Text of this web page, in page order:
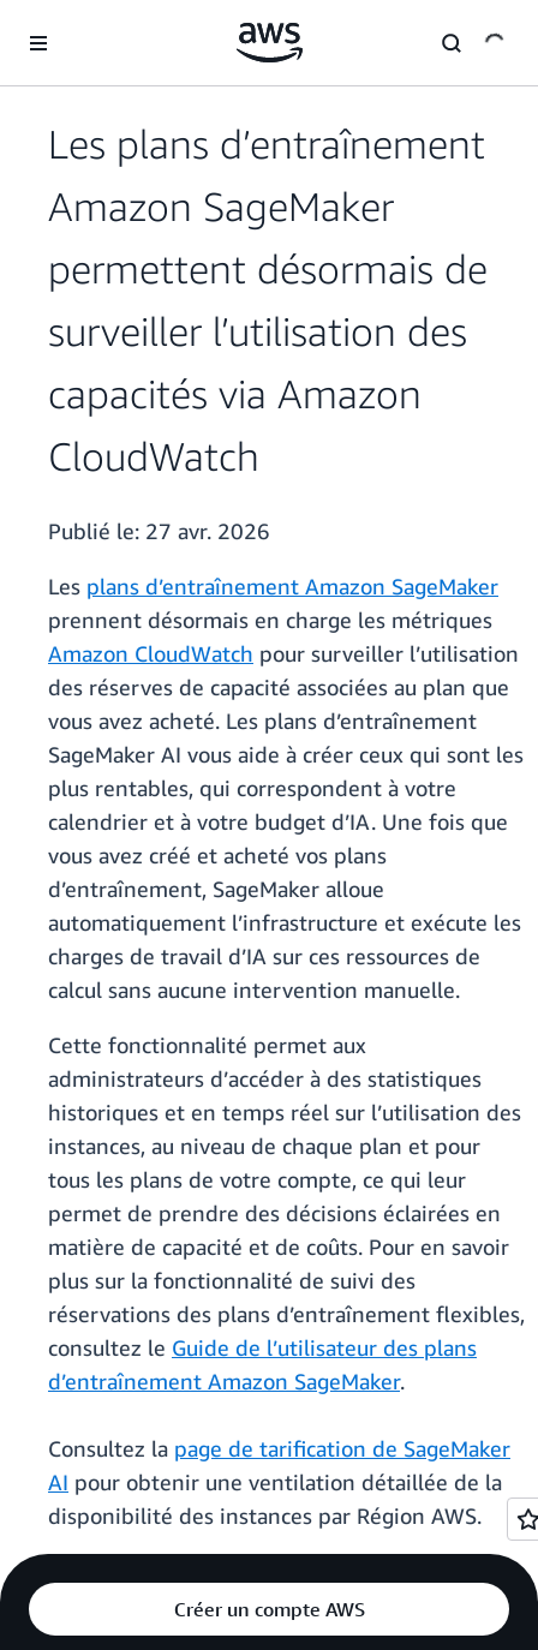
Les plans d’entraînement
Amazon SageMaker
permettent désormais de
surveiller l’utilisation des
capacités via Amazon
CloudWatch
Publié le: 27 avr. 2026
Les plans d’entraînement Amazon SageMaker
prennent désormais en charge les métriques
Amazon CloudWatch pour surveiller l’utilisation
des réserves de capacité associées au plan que
vous avez acheté. Les plans d’entraînement
SageMaker AI vous aide à créer ceux qui sont les
plus rentables, qui correspondent à votre
calendrier et à votre budget d’IA. Une fois que
vous avez créé et acheté vos plans
d’entraînement, SageMaker alloue
automatiquement l’infrastructure et exécute les
charges de travail d’IA sur ces ressources de
calcul sans aucune intervention manuelle.
Cette fonctionnalité permet aux
administrateurs d’accéder à des statistiques
historiques et en temps réel sur l’utilisation des
instances, au niveau de chaque plan et pour
tous les plans de votre compte, ce qui leur
permet de prendre des décisions éclairées en
matière de capacité et de coûts. Pour en savoir
plus sur la fonctionnalité de suivi des
réservations des plans d’entraînement flexibles,
consultez le Guide de l’utilisateur des plans
d’entraînement Amazon SageMaker.
Consultez la page de tarification de SageMaker
AI pour obtenir une ventilation détaillée de la
disponibilité des instances par Région AWS.
Créer un compte AWS